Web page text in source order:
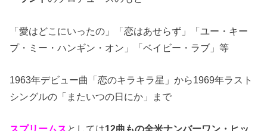
「愛はどこにいったの」「恋はあせらず」「ユー・キー
プ・ミー・ハンギン・オン」「ベイビー・ラブ」等
1963年デビュー曲「恋のキラキラ星」から1969年ラスト
シングルの「またいつの日にか」まで